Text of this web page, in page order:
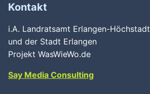
Kontakt
i.A. Landratsamt Erlangen-Höchstadt
und der Stadt Erlangen
Projekt WasWieWo.de
Say Media Consulting